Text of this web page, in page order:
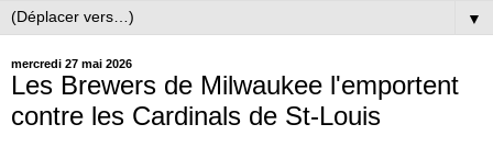
▼
mercredi 27 mai 2026
Les Brewers de Milwaukee l'emportent
contre les Cardinals de St-Louis